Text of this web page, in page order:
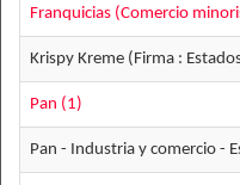
Franquicias (Comercio
Krispy Kreme (Firma :
Pan (1)
Pan - Industria y comercio -